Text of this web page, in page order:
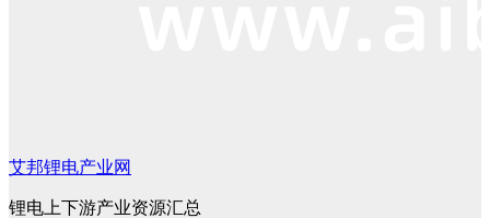
艾邦锂电产业网
锂电上下游产业资源汇总